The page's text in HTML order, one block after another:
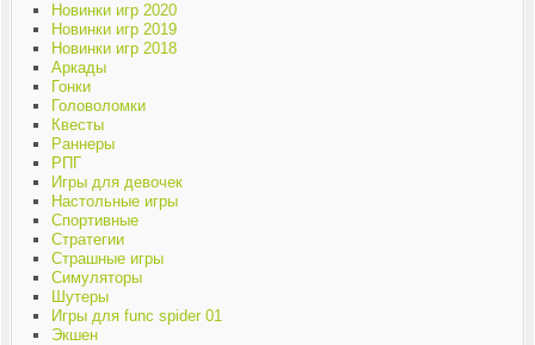
Новинки игр 2020
Новинки игр 2019
Новинки игр 2018
Аркады
Гонки
Головоломки
Квесты
Раннеры
РПГ
Игры для девочек
Настольные игры
Спортивные
Стратегии
Страшные игры
Симуляторы
Шутеры
Игры для func spider 01
Экшен